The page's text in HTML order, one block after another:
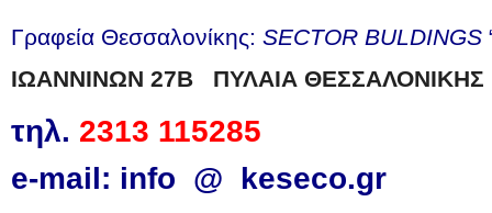
Γραφεία Θεσσαλονίκης: SECTOR BULDINGS
ΙΩΑΝΝΙΝΩΝ 27Β ΠΥΛΑΙΑ ΘΕΣΣΑΛΟΝΙΚΗΣ
τηλ. 2313 115285
e-mail: info @ keseco.gr